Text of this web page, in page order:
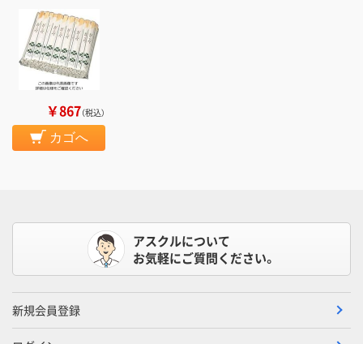
￥867（税込）
カゴへ
アスクルについて
お気軽にご質問ください。
新規会員登録